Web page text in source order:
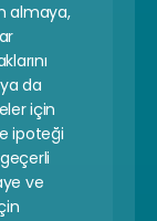
almaya,
da
için
ipoteği
ve